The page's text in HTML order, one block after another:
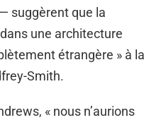
suggèrent que la
une architecture
étrangère » à la
Smith.
« nous n’aurions